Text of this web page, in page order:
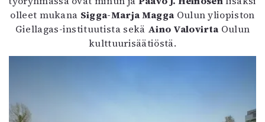
olleet mukana Sigga-Marja Magga Oulun yliopiston
Giellagas-instituutista sekä Aino Valovirta Oulun
kulttuurisäätiöstä.